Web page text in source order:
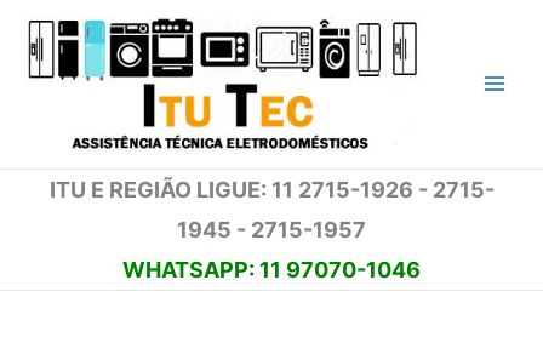
para
ITU E REGIÃO LIGUE: 11 2715-1926 - 2715-
1945 - 2715-1957
WHATSAPP: 11 97070-1046